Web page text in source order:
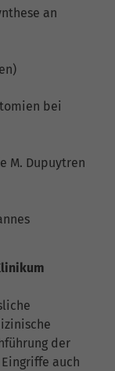
an
bei
M. Dupuytren
der
auch